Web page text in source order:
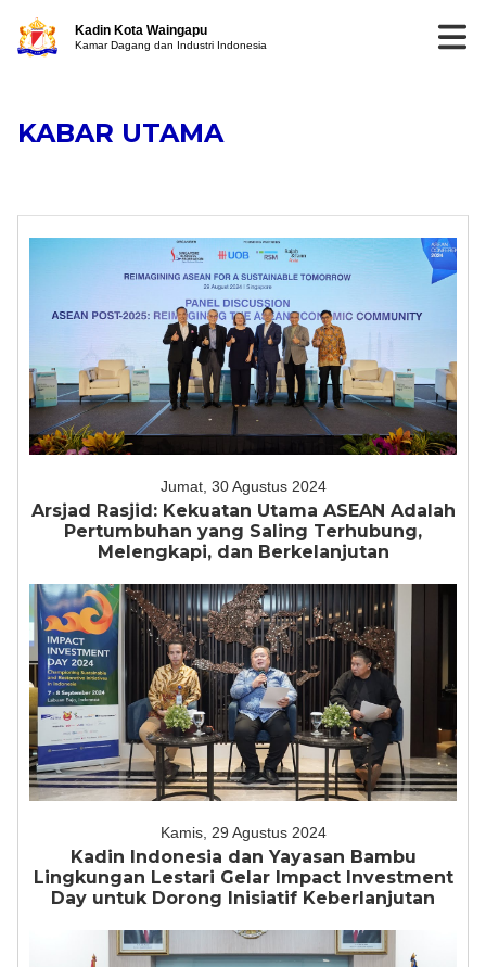
Kadin Kota Waingapu
Kamar Dagang dan Industri Indonesia
KABAR UTAMA
Jumat, 30 Agustus 2024
Arsjad Rasjid: Kekuatan Utama ASEAN Adalah
Pertumbuhan yang Saling Terhubung,
Melengkapi, dan Berkelanjutan
Kamis, 29 Agustus 2024
Kadin Indonesia dan Yayasan Bambu
Lingkungan Lestari Gelar Impact Investment
Day untuk Dorong Inisiatif Keberlanjutan